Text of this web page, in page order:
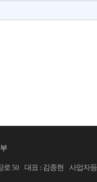
로 50 대표 : 김종현 사업자